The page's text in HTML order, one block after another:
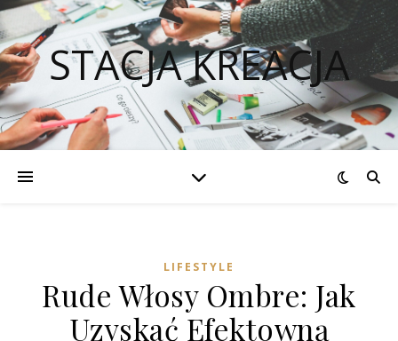
STACJA KREACJA
LIFESTYLE
Rude Włosy Ombre: Jak
Uzyskać Efektowną